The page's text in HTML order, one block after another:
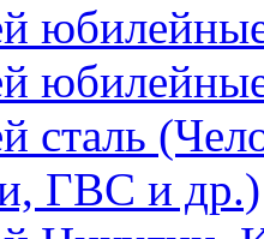
сталь
ГВС и др.)